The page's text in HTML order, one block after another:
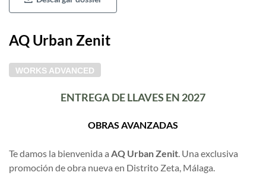
AQ Urban Zenit
WORKS ADVANCED
ENTREGA DE LLAVES EN 2027
OBRAS AVANZADAS
Te damos la bienvenida a AQ Urban Zenit. Una exclusiva
promoción de obra nueva en Distrito Zeta, Málaga.